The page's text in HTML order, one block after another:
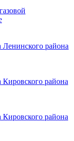
района
района
района